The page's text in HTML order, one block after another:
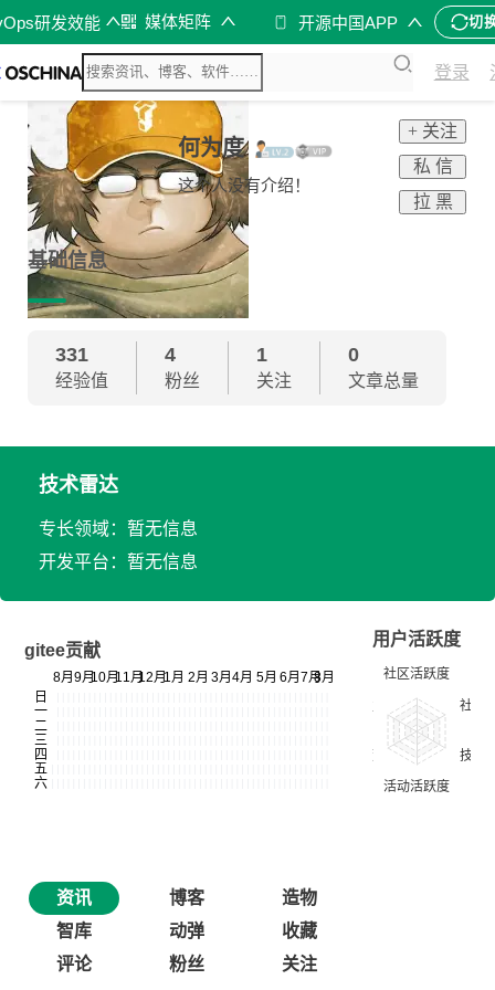
研发效能 媒体矩阵 开源中国APP 切
登录
何为度
这个人没有介绍！
+ 关注
私 信
拉 黑
基础信息
331
经验值
4
粉丝
1
关注
0
文章总量
技术雷达
专长领域：暂无信息
开发平台：暂无信息
gitee贡献
用户活跃度
资讯 博客
造物
智库
动弹
收藏
评论
粉丝 关注